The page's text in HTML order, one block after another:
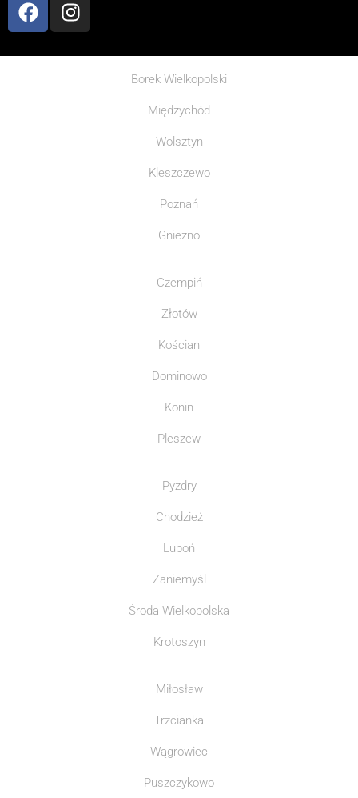
Borek Wielkopolski
Międzychód
Wolsztyn
Kleszczewo
Poznań
Gniezno
Czempiń
Złotów
Kościan
Dominowo
Konin
Pleszew
Pyzdry
Chodzież
Luboń
Zaniemyśl
Środa Wielkopolska
Krotoszyn
Miłosław
Trzcianka
Wągrowiec
Puszczykowo